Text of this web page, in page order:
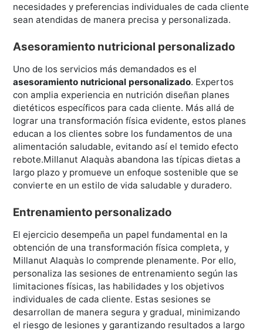
necesidades y preferencias individuales de cada cliente
sean atendidas de manera precisa y personalizada.
Asesoramiento nutricional personalizado
Uno de los servicios más demandados es el
asesoramiento nutricional personalizado. Expertos
con amplia experiencia en nutrición diseñan planes
dietéticos específicos para cada cliente. Más allá de
lograr una transformación física evidente, estos planes
educan a los clientes sobre los fundamentos de una
alimentación saludable, evitando así el temido efecto
rebote.Millanut Alaquàs abandona las típicas dietas a
largo plazo y promueve un enfoque sostenible que se
convierte en un estilo de vida saludable y duradero.
Entrenamiento personalizado
El ejercicio desempeña un papel fundamental en la
obtención de una transformación física completa, y
Millanut Alaquàs lo comprende plenamente. Por ello,
personaliza las sesiones de entrenamiento según las
limitaciones físicas, las habilidades y los objetivos
individuales de cada cliente. Estas sesiones se
desarrollan de manera segura y gradual, minimizando
el riesgo de lesiones y garantizando resultados a largo